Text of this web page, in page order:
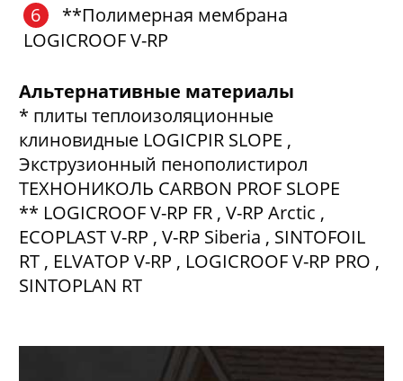
**Полимерная мембрана
LOGICROOF V-RP
Альтернативные материалы
* плиты теплоизоляционные
клиновидные LOGICPIR SLOPE ,
Экструзионный пенополистирол
ТЕХНОНИКОЛЬ CARBON PROF SLOPE
** LOGICROOF V-RP FR , V-RP Arctic ,
ECOPLAST V-RP , V-RP Siberia , SINTOFOIL
RT , ELVATOP V-RP , LOGICROOF V-RP PRO ,
SINTOPLAN RT